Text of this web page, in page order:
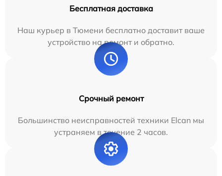
Бесплатная доставка
Наш курьер в Тюмени бесплатно доставит ваше
устройство на ремонт и обратно.
Срочный ремонт
Большинство неисправностей техники Elcan мы
устраняем в течение 2 часов.